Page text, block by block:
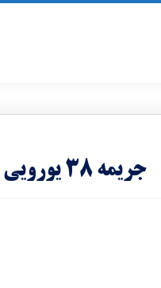
جریمه ۳۸ یورویی برای سیگار کشیدن در ۴۶ پارک دیگر پاریس